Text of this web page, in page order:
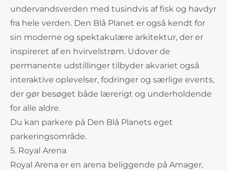
undervandsverden med tusindvis af fisk og havdyr
fra hele verden. Den Blå Planet er også kendt for
sin moderne og spektakulære arkitektur, der er
inspireret af en hvirvelstrøm. Udover de
permanente udstillinger tilbyder akvariet også
interaktive oplevelser, fodringer og særlige events,
der gør besøget både lærerigt og underholdende
for alle aldre.
Du kan parkere på Den Blå Planets eget
parkeringsområde.
5. Royal Arena
Royal Arena er en arena beliggende på Amager,